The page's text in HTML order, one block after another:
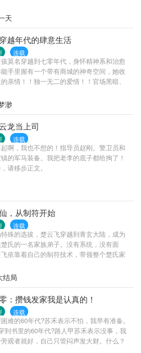
她能察觉对方身上出现的暗红色光芒，她
是自己的攻略对象，于是——在闹鬼的寄
，她捡到了被人欺负的单纯少年，她给他
送花，与他躲在死过人的美术室里偷偷的
在六人逃生的废弃医院，她救下了被所有
而丢下的病弱少年，她给他送资源，给他
他藏在衣柜里小心的亲吻。在危机遍布的
那坨黑色带着触手的形似章鱼的生物，她
最后有了人的形状，她觉得可以教它亲吻
新上线，失声惊叫，“你究竟是怎么能做到
怪BOSS谈恋爱的啊！”白瑶:“你不是说让我
”系统崩溃，“我是让你把游戏攻略成功活到
叫你嫖BOSS啊！”白瑶:“啊这……”不可言
体撕成两半，它的触手把藏起来的贝壳都
面前，“瑶瑶，亲我呀。”白瑶:好感度都刷
天
越年代的肆意生活
连载
莫名穿越到七零年代，身怀精神系和治愈
手里握有一个带有商城的神奇空间，她收
亲情！！独一无二的爱情！！官场黑暗、
的亲生父亲竟然来头这么大！！！极品、
，但是出现很快就会被女主解决。看她在
得如何肆意！！...............不是传统年代
事众多，都很精彩！！！有男配，磕cp的
慎...简介不能表达这本书的精彩之处，跟
种田文不一样哦，敬请期待。请移步正
渺
龙当上司
连载
啊，我也不想的！指导员赵刚。警卫员和
的军马装备。我把老李的底子都给掏了！
请移步正文。
，从制符开始
连载
殊的选拔，楚云飞穿越到青玄大陆，成为
氏的一名家族弟子。没有系统，没有面
依靠着自己的制符技术，带领整个楚氏家
结局
：攒钱发家我是认真的！
连载
难的60年代?苏禾表示不怕，我早有准备。
到书里的60年代?路人甲苏禾表示没事，我
观者就好，自己只管闷声发大财。什么？